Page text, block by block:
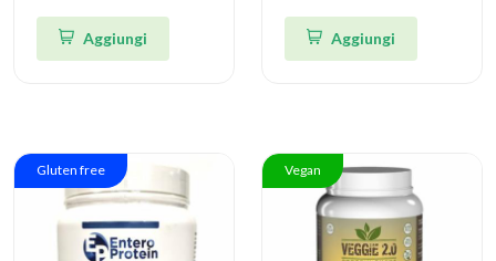
Aggiungi Aggiungi
Gluten free Vegan